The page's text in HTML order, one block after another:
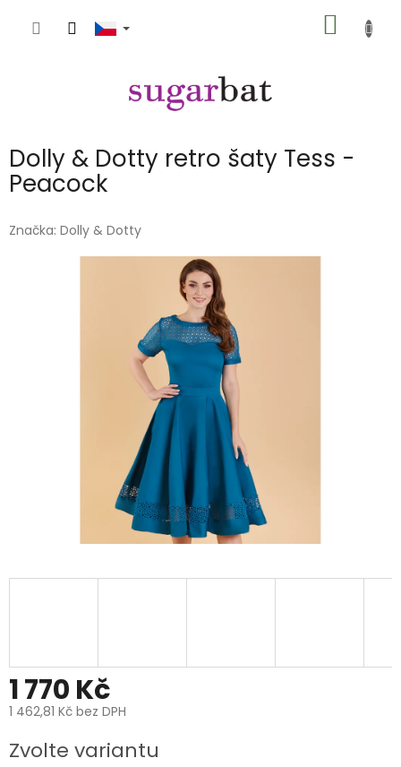
KOŠÍK
Dolly & Dotty retro šaty Tess -
Peacock
Značka: Dolly & Dotty
1 770 Kč
1 462,81 Kč bez DPH
cena:
Zvolte variantu